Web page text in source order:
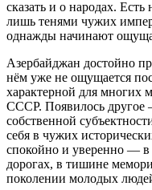
сказать и о народах.
лишь тенями чужих
однажды начинают
Азербайджан достойно
нём уже не ощущается
характерной для многих
СССР. Появилось другое
собственной
себя в чужих
спокойно и уверенно — в
дорогах, в тишине
поколении молодых